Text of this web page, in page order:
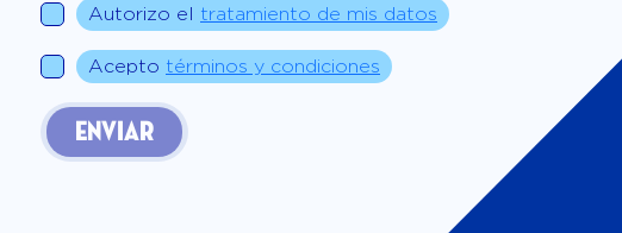
Autorizo el tratamiento de mis datos
Acepto términos y condiciones
ENVIAR